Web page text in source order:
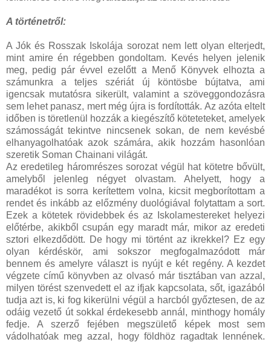
A történetről:
A Jók és Rosszak Iskolája sorozat nem lett olyan elterjedt,
mint amire én régebben gondoltam. Kevés helyen jelenik
meg, pedig pár évvel ezelőtt a Menő Könyvek elhozta a
számunkra a teljes szériát új köntösbe bújtatva, ami
igencsak mutatósra sikerült, valamint a szöveggondozásra
sem lehet panasz, mert még újra is fordították. Az azóta eltelt
időben is töretlenül hozzák a kiegészítő köteteteket, amelyek
számosságát tekintve nincsenek sokan, de nem kevésbé
elhanyagolhatóak azok számára, akik hozzám hasonlóan
szeretik Soman Chainani világát.
Az eredetileg háromrészes sorozat végül hat kötetre bővült,
amelyből jelenleg négyet olvastam. Ahelyett, hogy a
maradékot is sorra kerítettem volna, kicsit megborítottam a
rendet és inkább az előzmény duológiával folytattam a sort.
Ezek a kötetek rövidebbek és az Iskolamestereket helyezi
előtérbe, akikből csupán egy maradt már, mikor az eredeti
sztori elkezdődött. De hogy mi történt az ikrekkel? Ez egy
olyan kérdéskör, ami sokszor megfogalmazódott már
bennem és amelyre választ is nyújt e két regény. A kezdet
végzete című könyvben az olvasó már tisztában van azzal,
milyen törést szenvedett el az ifjak kapcsolata, sőt, igazából
tudja azt is, ki fog kikerülni végül a harcból győztesen, de az
odáig vezető út sokkal érdekesebb annál, minthogy homály
fedje. A szerző fejében megszülető képek most sem
vádolhatóak meg azzal, hogy földhöz ragadtak lennének.